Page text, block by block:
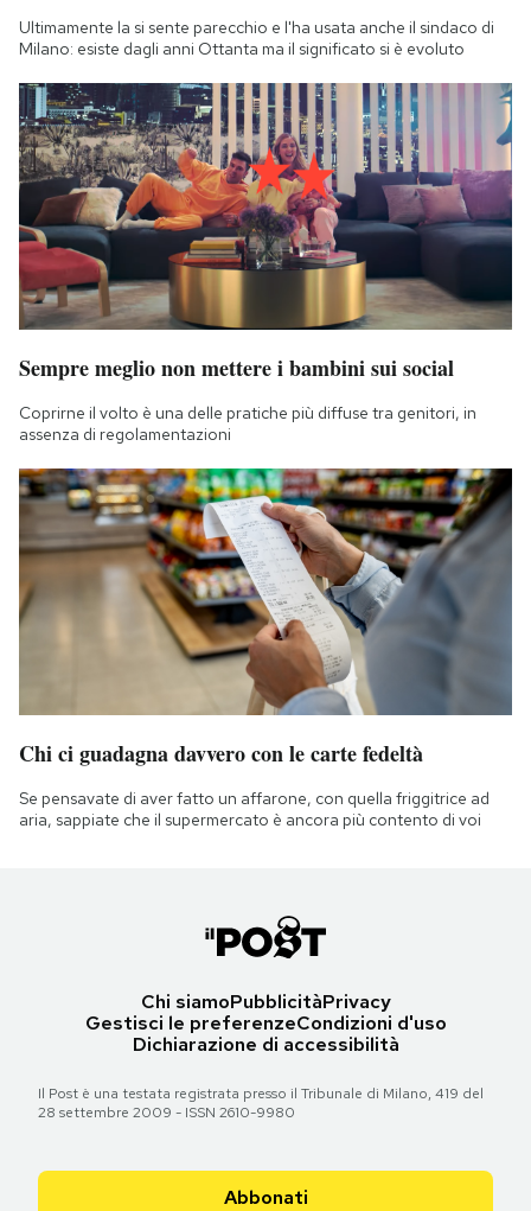
Ultimamente la si sente parecchio e l'ha usata anche il sindaco di
Milano: esiste dagli anni Ottanta ma il significato si è evoluto
Sempre meglio non mettere i bambini sui social
Coprirne il volto è una delle pratiche più diffuse tra genitori, in
assenza di regolamentazioni
Chi ci guadagna davvero con le carte fedeltà
Se pensavate di aver fatto un affarone, con quella friggitrice ad
aria, sappiate che il supermercato è ancora più contento di voi
Chi siamoPubblicitàPrivacy
Gestisci le preferenzeCondizioni d'uso
Dichiarazione di accessibilità
Il Post è una testata registrata presso il Tribunale di Milano, 419 del
28 settembre 2009 - ISSN 2610-9980
Abbonati